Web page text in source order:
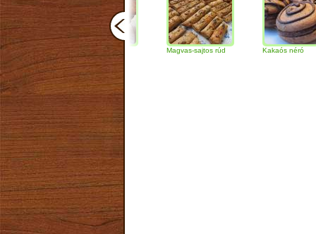
Csokoládés-diós
szendvics
Magvas-sajtos rúd Kakaós néró